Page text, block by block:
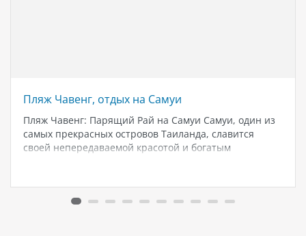
Пляж Чавенг, отдых на Самуи
Пляж Чавенг: Парящий Рай на Самуи Самуи, один из
самых прекрасных островов Таиланда, славится
своей непередаваемой красотой и богатым
что вам нужно. Пляж…